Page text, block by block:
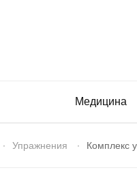
Медицина
Упражнения Комплекс